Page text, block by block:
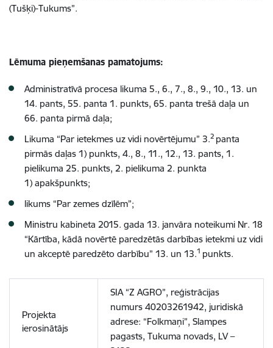
(Tušķi)-Tukums”.
Lēmuma pieņemšanas pamatojums:
Administratīvā procesa likuma 5., 6., 7., 8., 9., 10., 13. un
14. pants, 55. panta 1. punkts, 65. panta trešā daļa un
66. panta pirmā daļa;
Likuma “Par ietekmes uz vidi novērtējumu” 3.2 panta
pirmās daļas 1) punkts, 4., 8., 11., 12., 13. pants, 1.
pielikuma 25. punkts, 2. pielikuma 2. punkta
1) apakšpunkts;
likums “Par zemes dzīlēm”;
Ministru kabineta 2015. gada 13. janvāra noteikumi Nr. 18
“Kārtība, kādā novērtē paredzētās darbības ietekmi uz vidi
un akceptē paredzēto darbību” 13. un 13.1 punkts.
Projekta
ierosinātājs
SIA “Z AGRO”, reģistrācijas
numurs 40203261942, juridiskā
adrese: “Folkmaņi”, Slampes
pagasts, Tukuma novads, LV –